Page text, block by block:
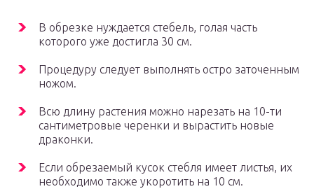
В обрезке нуждается стебель, голая часть
которого уже достигла 30 см.
Процедуру следует выполнять остро заточенным
ножом.
Всю длину растения можно нарезать на 10-ти
сантиметровые черенки и вырастить новые
драконки.
Если обрезаемый кусок стебля имеет листья, их
необходимо также укоротить на 10 см.